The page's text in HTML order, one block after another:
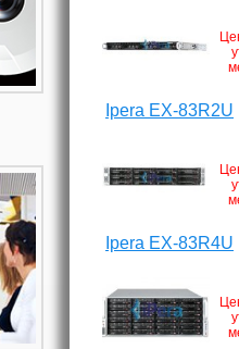
Ipera EX-83R2U
Ipera EX-83R4U